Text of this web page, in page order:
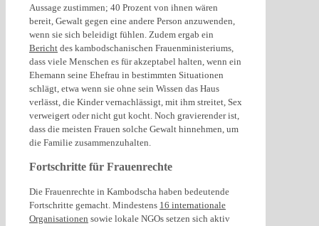
Aussage zustimmen; 40 Prozent von ihnen wären
bereit, Gewalt gegen eine andere Person anzuwenden,
wenn sie sich beleidigt fühlen. Zudem ergab ein
Bericht des kambodschanischen Frauenministeriums,
dass viele Menschen es für akzeptabel halten, wenn ein
Ehemann seine Ehefrau in bestimmten Situationen
schlägt, etwa wenn sie ohne sein Wissen das Haus
verlässt, die Kinder vernachlässigt, mit ihm streitet, Sex
verweigert oder nicht gut kocht. Noch gravierender ist,
dass die meisten Frauen solche Gewalt hinnehmen, um
die Familie zusammenzuhalten.
Fortschritte für Frauenrechte
Die Frauenrechte in Kambodscha haben bedeutende
Fortschritte gemacht. Mindestens 16 internationale
Organisationen sowie lokale NGOs setzen sich aktiv